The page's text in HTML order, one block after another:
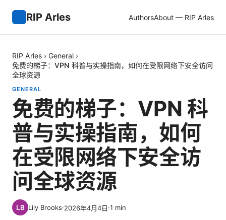
RIP Arles AuthorsAbout — RIP Arles
RIP Arles › General ›
免费的梯子：VPN 科普与实操指南，如何在受限网络下安全访问
全球资源
GENERAL
免费的梯子：VPN 科
普与实操指南，如何
在受限网络下安全访
问全球资源
Lily Brooks·2026年4月4日·1 min